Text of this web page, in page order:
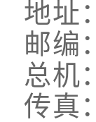
地址
邮编
总机
传真